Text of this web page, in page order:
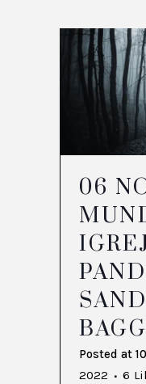
06
Posted at
2022
6